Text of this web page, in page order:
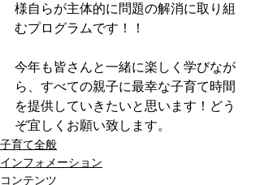
様自らが主体的に問題の解消に取り組
むプログラムです！！
今年も皆さんと一緒に楽しく学びなが
ら、すべての親子に最幸な子育て時間
を提供していきたいと思います！どう
ぞ宜しくお願い致します。
子育て全般
インフォメーション
コンテンツ